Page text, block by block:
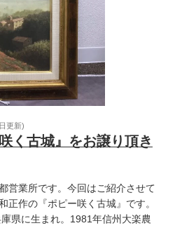
更新)
く古城』をお譲り頂き
営業所です。今回はご紹介させて
正作の『ポピー咲く古城』です。
県に生まれ。1981年信州大楽農